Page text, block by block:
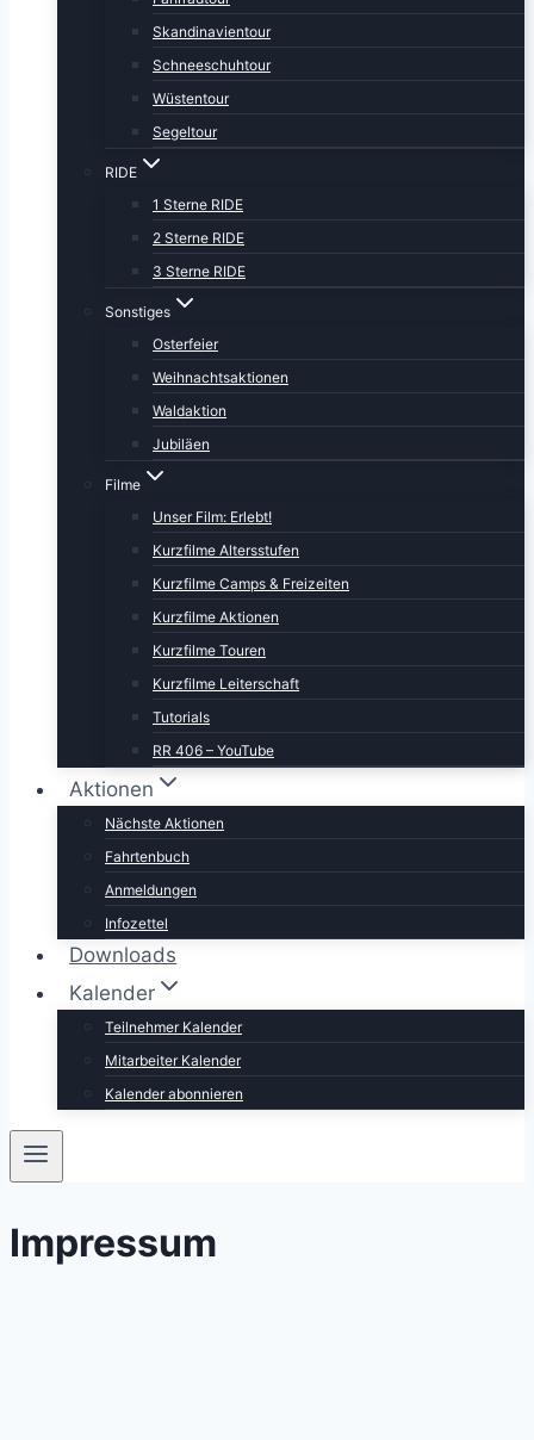
Skandinavientour
Schneeschuhtour
Wüstentour
Segeltour
RIDE
1 Sterne RIDE
2 Sterne RIDE
3 Sterne RIDE
Sonstiges
Osterfeier
Weihnachtsaktionen
Waldaktion
Jubiläen
Filme
Unser Film: Erlebt!
Kurzfilme Altersstufen
Kurzfilme Camps & Freizeiten
Kurzfilme Aktionen
Kurzfilme Touren
Kurzfilme Leiterschaft
Tutorials
RR 406 – YouTube
Aktionen
Nächste Aktionen
Fahrtenbuch
Anmeldungen
Infozettel
Downloads
Kalender
Teilnehmer Kalender
Mitarbeiter Kalender
Kalender abonnieren
Impressum